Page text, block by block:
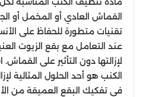
القماش العادي أو المخمل أو
تقنيات متطورة للحفاظ على
عند التعامل مع بقع الزيوت
لإزالتها دون التأثير على
الكنب هو أحد الحلول المثالية
في تفكيك البقع العميقة من